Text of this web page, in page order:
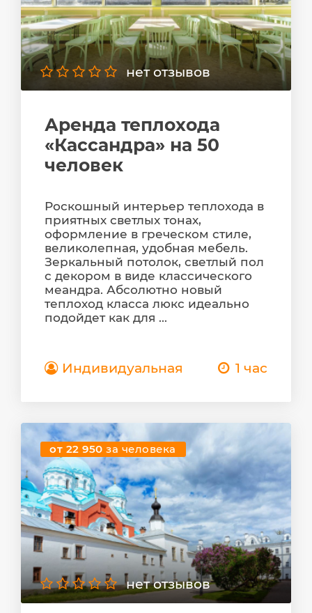
нет отзывов
Аренда теплохода
«Кассандра» на 50
человек
Роскошный интерьер теплохода в
приятных светлых тонах,
оформление в греческом стиле,
великолепная, удобная мебель.
Зеркальный потолок, светлый пол
с декором в виде классического
меандра. Абсолютно новый
теплоход класса люкс идеально
подойдет как для ...
Индивидуальная 1 час
от 22 950за человека
нет отзывов